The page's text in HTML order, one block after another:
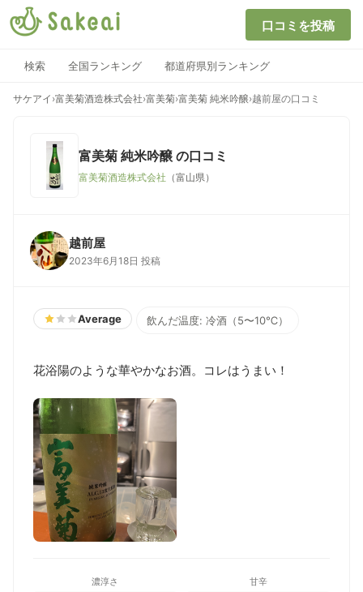
口コミを投稿
検索 全国ランキング 都道府県別ランキング
サケアイ ›富美菊酒造株式会社›富美菊›富美菊 純米吟醸›越前屋の口コミ
富美菊 純米吟醸 の口コミ
富美菊酒造株式会社 （富山県）
越前屋
2023年6月18日 投稿
Average 飲んだ温度: 冷酒（5〜10℃）
花浴陽のような華やかなお酒。コレはうまい！
濃淳さ 甘辛